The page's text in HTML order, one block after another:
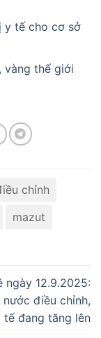
y tế cho cơ sở
vàng thế giới
chỉnh
mazut
ngày 12.9.2025:
nước điều chỉnh,
tế đang tăng lên